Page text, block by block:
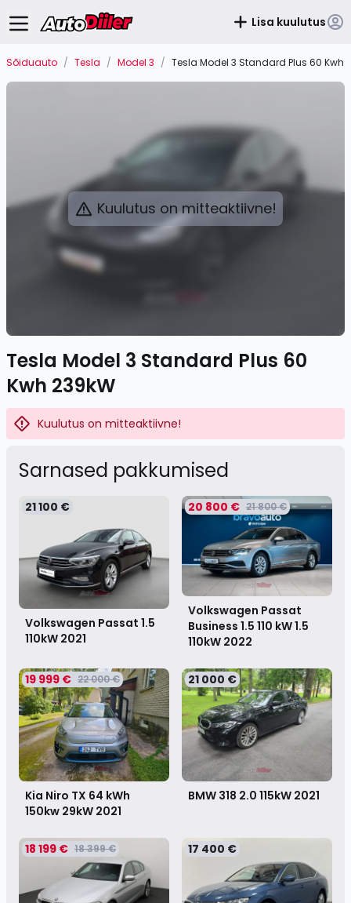
Lisa kuulutus
Sõiduauto / Tesla / Model 3 / Tesla Model 3 Standard Plus 60 Kwh
Kuulutus on mitteaktiivne!
Tesla Model 3 Standard Plus 60
Kwh 239kW
Kuulutus on mitteaktiivne!
Sarnased pakkumised
21 100 €
Volkswagen Passat 1.5
110kW 2021
20 800 € 21 800 €
Volkswagen Passat
Business 1.5 110 kW 1.5
110kW 2022
19 999 € 22 000 €
Kia Niro TX 64 kWh
150kw 29kW 2021
21 000 €
BMW 318 2.0 115kW 2021
18 199 € 18 399 € 17 400 €